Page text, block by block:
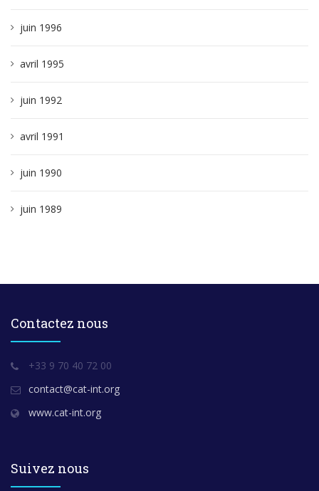
juin 1996
avril 1995
juin 1992
avril 1991
juin 1990
juin 1989
Contactez nous
+33 9 70 40 72 00
contact@cat-int.org
www.cat-int.org
Suivez nous